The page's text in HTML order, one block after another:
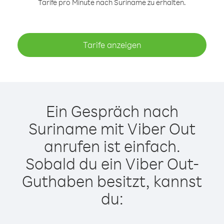
Tarife pro Minute nach Suriname zu erhalten.
Tarife anzeigen
Ein Gespräch nach
Suriname mit Viber Out
anrufen ist einfach.
Sobald du ein Viber Out-
Guthaben besitzt, kannst
du: